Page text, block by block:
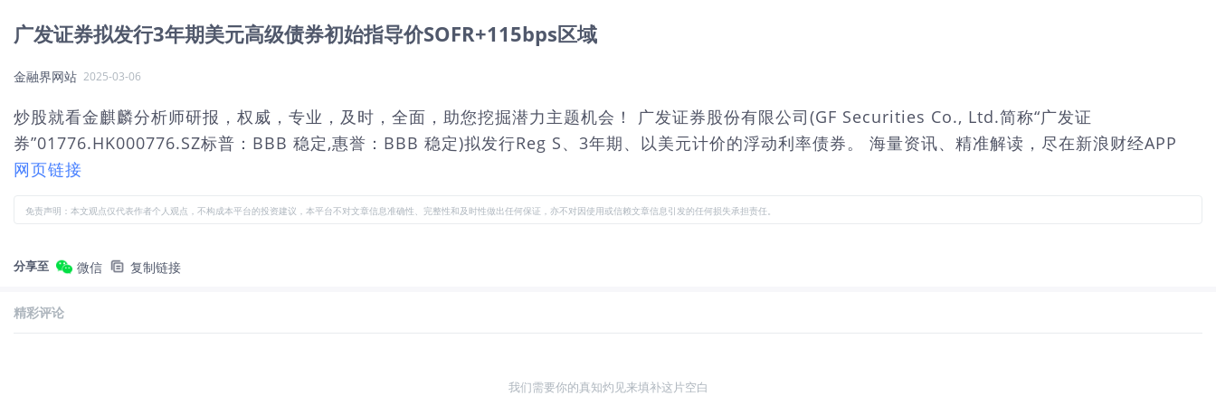
广发证券拟发行3年期美元高级债券初始指导价SOFR+115bps区域
金融界网站 2025-03-06
炒股就看金麒麟分析师研报，权威，专业，及时，全面，助您挖掘潜力主题机会！ 广发证券股份有限公司(GF Securities Co., Ltd.简称“广发证
券”01776.HK000776.SZ标普：BBB 稳定,惠誉：BBB 稳定)拟发行Reg S、3年期、以美元计价的浮动利率债券。 海量资讯、精准解读，尽在新浪财经APP
网页链接
免责声明：本文观点仅代表作者个人观点，不构成本平台的投资建议，本平台不对文章信息准确性、完整性和及时性做出任何保证，亦不对因使用或信赖文章信息引发的任何损失承担责任。
分享至 微信 复制链接
精彩评论
我们需要你的真知灼见来填补这片空白